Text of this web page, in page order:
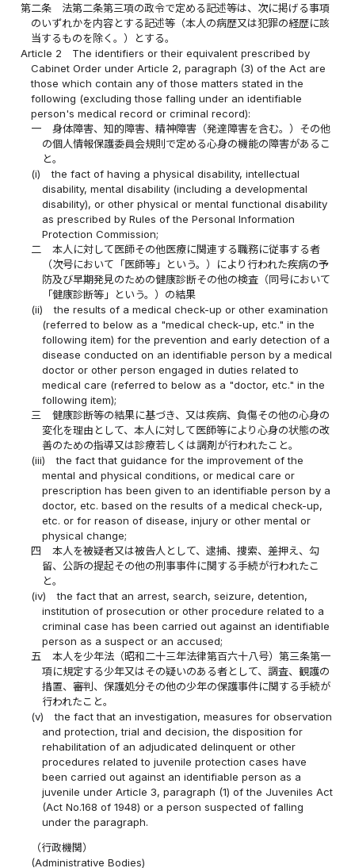
第二条
法第二条第三項の政令で定める記述等は、次に掲げる事項
のいずれかを内容とする記述等（本人の病歴又は犯罪の経歴に該
当するものを除く。）とする。
Article 2
The identifiers or their equivalent prescribed by
Cabinet Order under Article 2, paragraph (3) of the Act are
those which contain any of those matters stated in the
following (excluding those falling under an identifiable
person's medical record or criminal record):
一
身体障害、知的障害、精神障害（発達障害を含む。）その他
の個人情報保護委員会規則で定める心身の機能の障害があるこ
と。
(i)
the fact of having a physical disability, intellectual
disability, mental disability (including a developmental
disability), or other physical or mental functional disability
as prescribed by Rules of the Personal Information
Protection Commission;
二
本人に対して医師その他医療に関連する職務に従事する者
（次号において「医師等」という。）により行われた疾病の予
防及び早期発見のための健康診断その他の検査（同号において
「健康診断等」という。）の結果
(ii)
the results of a medical check-up or other examination
(referred to below as a "medical check-up, etc." in the
following item) for the prevention and early detection of a
disease conducted on an identifiable person by a medical
doctor or other person engaged in duties related to
medical care (referred to below as a "doctor, etc." in the
following item);
三
健康診断等の結果に基づき、又は疾病、負傷その他の心身の
変化を理由として、本人に対して医師等により心身の状態の改
善のための指導又は診療若しくは調剤が行われたこと。
(iii)
the fact that guidance for the improvement of the
mental and physical conditions, or medical care or
prescription has been given to an identifiable person by a
doctor, etc. based on the results of a medical check-up,
etc. or for reason of disease, injury or other mental or
physical change;
四
本人を被疑者又は被告人として、逮捕、捜索、差押え、勾
留、公訴の提起その他の刑事事件に関する手続が行われたこ
と。
(iv)
the fact that an arrest, search, seizure, detention,
institution of prosecution or other procedure related to a
criminal case has been carried out against an identifiable
person as a suspect or an accused;
五
本人を少年法（昭和二十三年法律第百六十八号）第三条第一
項に規定する少年又はその疑いのある者として、調査、観護の
措置、審判、保護処分その他の少年の保護事件に関する手続が
行われたこと。
(v)
the fact that an investigation, measures for observation
and protection, trial and decision, the disposition for
rehabilitation of an adjudicated delinquent or other
procedures related to juvenile protection cases have
been carried out against an identifiable person as a
juvenile under Article 3, paragraph (1) of the Juveniles Act
(Act No.168 of 1948) or a person suspected of falling
under the paragraph.
（行政機関）
(Administrative Bodies)